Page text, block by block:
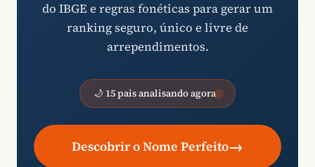
do IBGE e regras fonéticas para gerar um
ranking seguro, único e livre de
arrependimentos.
🌙 15 pais analisando agora
Descobrir o Nome Perfeito→